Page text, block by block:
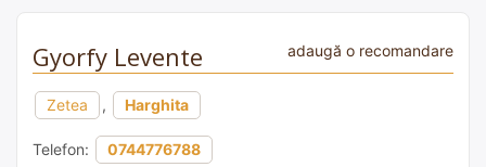
Gyorfy Levente adaugă o recomandare
Zetea , Harghita
Telefon: 0744776788